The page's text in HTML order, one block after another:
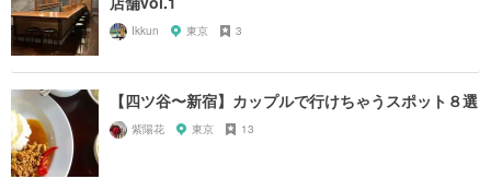
Ikkun 東京 3
【四ツ谷〜新宿】カップルで行けちゃうスポット８選
紫陽花 東京 13